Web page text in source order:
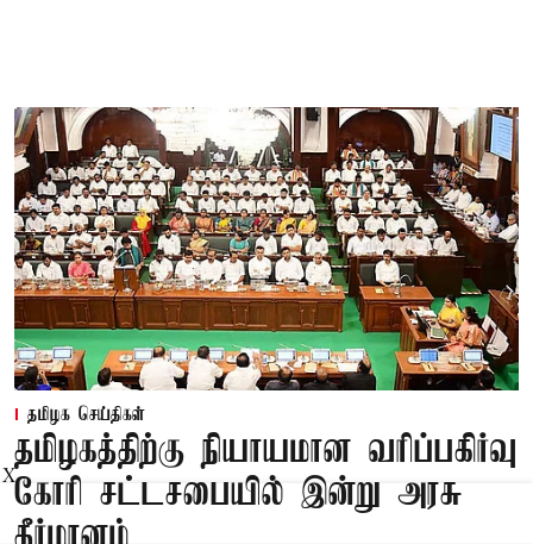
தமிழக செய்திகள்
தமிழகத்திற்கு நியாயமான வரிப்பகிர்வு
கோரி சட்டசபையில் இன்று அரசு
X